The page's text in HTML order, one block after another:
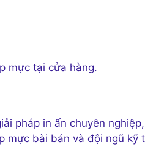
mực tại cửa hàng.
pháp in ấn chuyên
mực bài bản và đội ngũ kỹ